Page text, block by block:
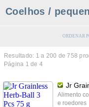
Coelhos /
ORDENAR
Resultado: 1 a 200 de 758
Página 1 de 4
Jr
Alimento
e roedores